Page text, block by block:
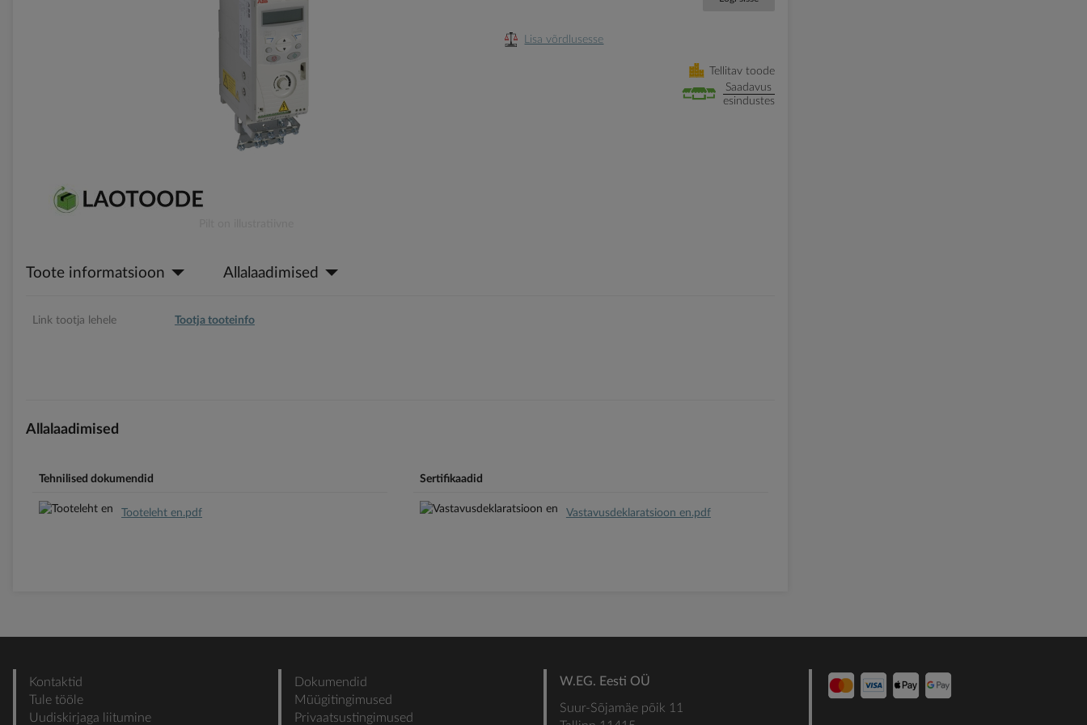
beginning
images
Lisa võrdlusesse
Tellitav toode
Saadavus
esindustes
Toote informatsioon Allalaadimised
Link tootja lehele Tootja tooteinfo
Allalaadimised
Tehnilised dokumendid
Tooteleht en.pdf
Sertifikaadid
Vastavusdeklaratsioon en.pdf
Kontaktid
Tule tööle
Uudiskirjaga liitumine
Dokumendid
Müügitingimused
Privaatsustingimused
W.EG. Eesti OÜ
Suur-Sõjamäe põik 11